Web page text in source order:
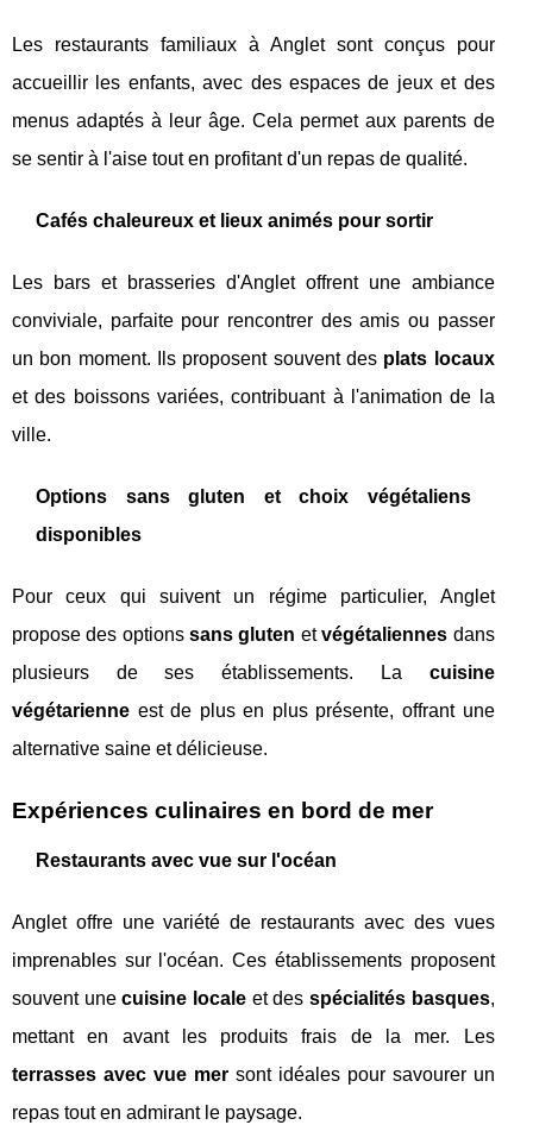
Les restaurants familiaux à Anglet sont conçus pour
accueillir les enfants, avec des espaces de jeux et des
menus adaptés à leur âge. Cela permet aux parents de
se sentir à l'aise tout en profitant d'un repas de qualité.
Cafés chaleureux et lieux animés pour sortir
Les bars et brasseries d'Anglet offrent une ambiance
conviviale, parfaite pour rencontrer des amis ou passer
un bon moment. Ils proposent souvent des plats locaux
et des boissons variées, contribuant à l'animation de la
ville.
Options sans gluten et choix végétaliens
disponibles
Pour ceux qui suivent un régime particulier, Anglet
propose des optionssans gluten etvégétaliennes dans
plusieurs de ses établissements. La cuisine
végétarienne est de plus en plus présente, offrant une
alternative saine et délicieuse.
Expériences culinaires en bord de mer
Restaurants avec vue sur l'océan
Anglet offre une variété de restaurants avec des vues
imprenables sur l'océan. Ces établissements proposent
souvent unecuisine localeet des spécialités basques,
mettant en avant les produits frais de la mer. Les
terrasses avec vue mersont idéales pour savourer un
repas tout en admirant le paysage.